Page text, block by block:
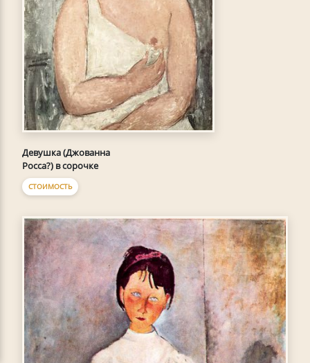
Девушка (Джованна
Росса?) в сорочке
СТОИМОСТЬ